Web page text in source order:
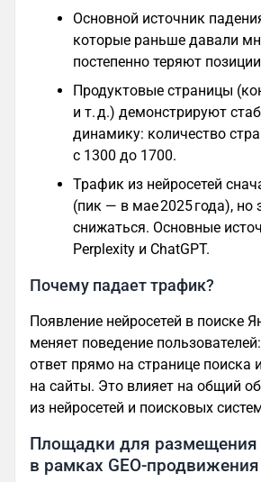
Основной источник
которые раньше давали
постепенно теряют
Продуктовые страницы
и т. д.) демонстрируют
динамику: количество
с 1300 до 1700.
Трафик из нейросетей
(пик — в мае 2025 года), но
снижаться. Основные
Perplexity и ChatGPT.
Почему падает трафик?
Появление нейросетей в поиске
меняет поведение
ответ прямо на странице поиска
на сайты. Это влияет на общий
из нейросетей и поисковых
Площадки для размещения
в рамках GEO-продвижения